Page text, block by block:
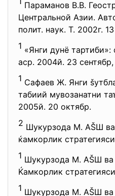
Параманов В.В.
Центральной Азии.
полит. наук. Т. 2002г.
1 «Янги дунё
аср. 2004й. 23
1 Сафаев Ж. Янги
табиий мувозанатни
2005й. 20 октябр.
2 Шукурзода М. АŠШ
ќамкорлик
1 Шукурзода М. АŠШ
Ќамкорлик
1 Шукурзода М. АŠШ